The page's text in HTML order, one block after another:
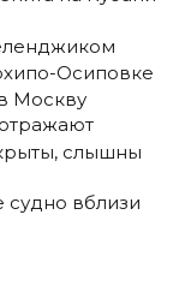
Осиповке
Москву
слышны
судно вблизи